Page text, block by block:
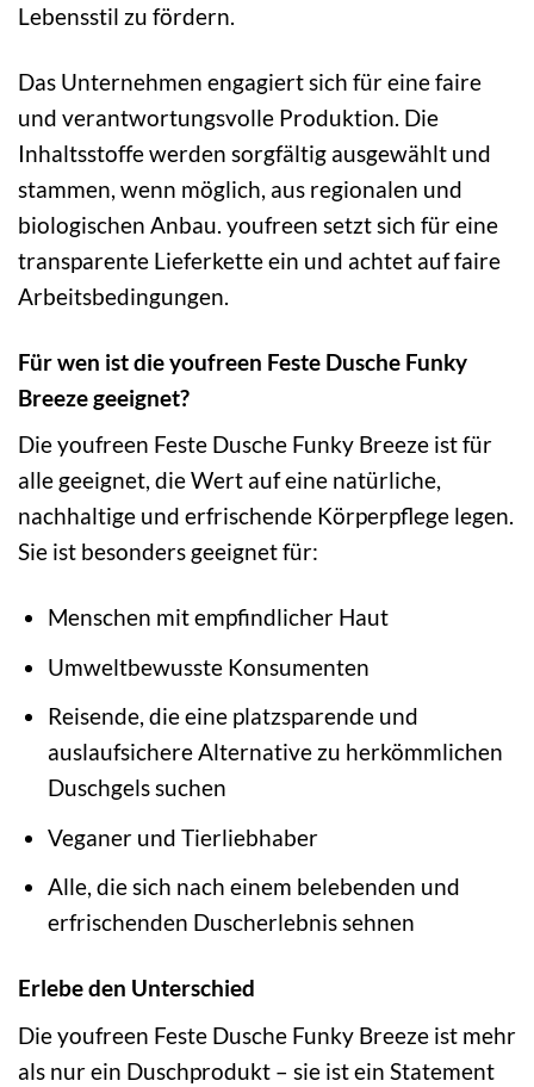
Lebensstil zu fördern.
Das Unternehmen engagiert sich für eine faire
und verantwortungsvolle Produktion. Die
Inhaltsstoffe werden sorgfältig ausgewählt und
stammen, wenn möglich, aus regionalen und
biologischen Anbau. youfreen setzt sich für eine
transparente Lieferkette ein und achtet auf faire
Arbeitsbedingungen.
Für wen ist die youfreen Feste Dusche Funky
Breeze geeignet?
Die youfreen Feste Dusche Funky Breeze ist für
alle geeignet, die Wert auf eine natürliche,
nachhaltige und erfrischende Körperpflege legen.
Sie ist besonders geeignet für:
Menschen mit empfindlicher Haut
Umweltbewusste Konsumenten
Reisende, die eine platzsparende und
auslaufsichere Alternative zu herkömmlichen
Duschgels suchen
Veganer und Tierliebhaber
Alle, die sich nach einem belebenden und
erfrischenden Duscherlebnis sehnen
Erlebe den Unterschied
Die youfreen Feste Dusche Funky Breeze ist mehr
als nur ein Duschprodukt – sie ist ein Statement